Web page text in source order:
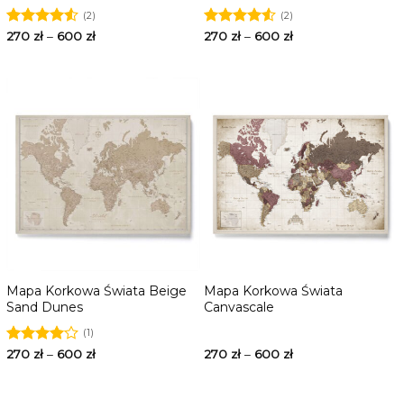
Oceniono
(2)
270 zł– 600 zł
Oceniono
(2)
270 zł– 600 zł
Mapa Korkowa Świata Beige
Sand Dunes
Oceniono
(1)
270 zł– 600 zł
Mapa Korkowa Świata
Canvascale
270 zł– 600 zł